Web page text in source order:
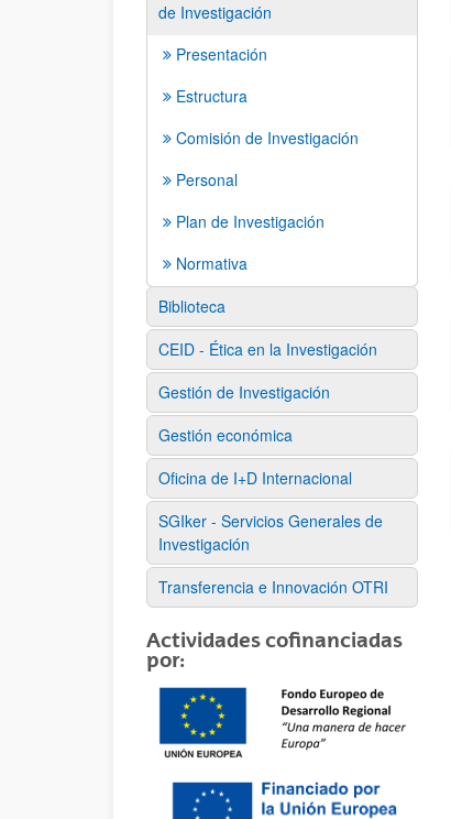
de Investigación
Presentación
Estructura
Comisión de Investigación
Personal
Plan de Investigación
Normativa
Biblioteca
CEID - Ética en la Investigación
Gestión de Investigación
Gestión económica
Oficina de I+D Internacional
SGIker - Servicios Generales de
Investigación
Transferencia e Innovación OTRI
Actividades cofinanciadas
por: